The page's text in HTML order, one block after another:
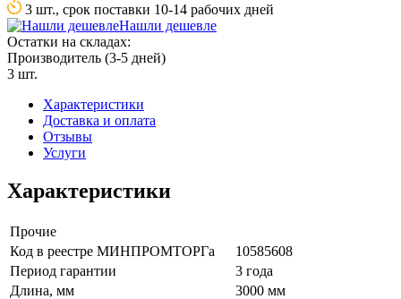
3 шт., срок поставки 10-14 рабочих дней
Нашли дешевле
Остатки на складах:
Производитель (3-5 дней)
3 шт.
Характеристики
Доставка и оплата
Отзывы
Услуги
Характеристики
Прочие
Код в реестре МИНПРОМТОРГа
10585608
Период гарантии
3 года
Длина, мм
3000 мм